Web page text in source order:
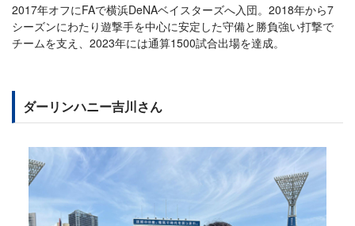
2017年オフにFAで横浜DeNAベイスターズへ入団。2018年から7
シーズンにわたり遊撃手を中心に安定した守備と勝負強い打撃で
チームを支え、2023年には通算1500試合出場を達成。
ダーリンハニー吉川さん